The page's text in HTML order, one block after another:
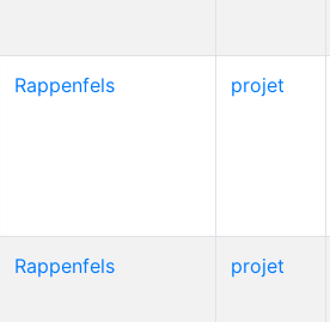
Rappenfels projet
Rappenfels projet